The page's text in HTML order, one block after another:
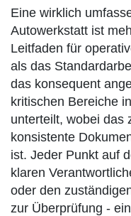
Eine wirklich
Autowerkstatt ist
Leitfaden für
als das
das konsequent
kritischen Bereiche
unterteilt, wobei das
konsistente
ist. Jeder Punkt auf
klaren
oder den
zur Überprüfung -